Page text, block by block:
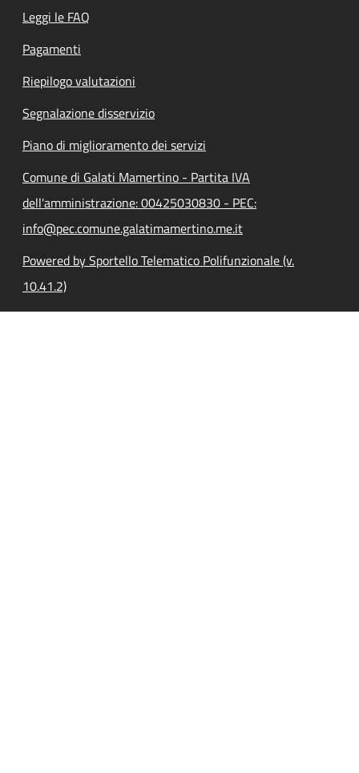
Leggi le FAQ
Pagamenti
Riepilogo valutazioni
Segnalazione disservizio
Piano di miglioramento dei servizi
Comune di Galati Mamertino - Partita IVA
dell'amministrazione: 00425030830 - PEC:
info@pec.comune.galatimamertino.me.it
Powered by Sportello Telematico Polifunzionale (v.
10.41.2)